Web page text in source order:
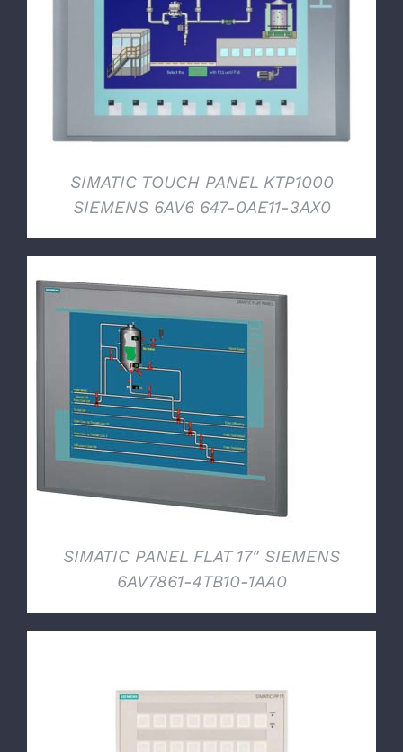
DETTAGLI
SIMATIC TOUCH PANEL KTP1000
SIEMENS 6AV6 647-0AE11-3AX0
DETTAGLI
SIMATIC PANEL FLAT 17″ SIEMENS
6AV7861-4TB10-1AA0